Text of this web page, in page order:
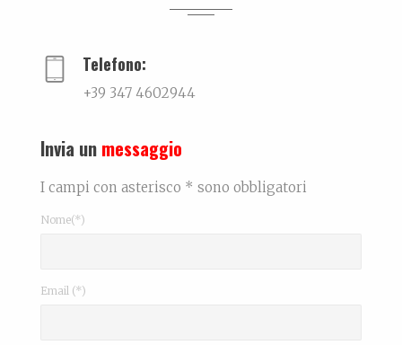
Dall'amore per la ceramica.Narra di come il potenz...
Telefono:
+39 347 4602944
Invia un messaggio
I campi con asterisco * sono obbligatori
Nome(*)
Email (*)